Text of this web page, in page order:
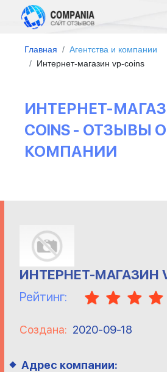
Главная
Агентства и компании
Интернет-магазин vp-coins
ИНТЕРНЕТ-
COINS - ОТЗЫВЫ О
КОМПАНИИ
ИНТЕРНЕТ-МАГАЗИН
Рейтинг:
Создана: 2020-09-18
Адрес компании: